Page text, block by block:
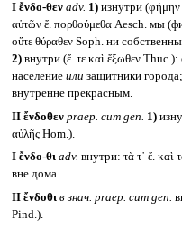
I ἔνδο-θεν adv. 1)изнутри (φήμην
αὑτῶν ἔ. πορθούμεθα Aesch. мы
οὔτε θύραθεν Soph. ни
2)внутри (ἔ. τε καὶ ἔξωθεν
население или защитники города;
внутренне прекрасным.
II ἔνδοθεν praep. cum gen. 1)
αὐλῆς Hom.).
I ἔνδο-θι adv. внутри: τὰ τ᾽ ἔ. καὶ
вне дома.
II ἔνδοθι в знач. praep. cum gen.
Pind.).